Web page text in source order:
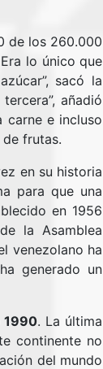
de los 260.000
lo único que
sacó la
añadió
carne e incluso
frutas.
en su historia
para que una
en 1956
la Asamblea
venezolano ha
generado un
1990. La última
continente no
del mundo